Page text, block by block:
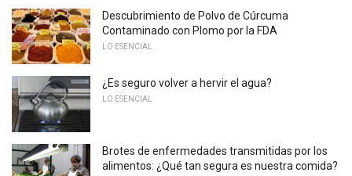
Descubrimiento de Polvo de Cúrcuma
Contaminado con Plomo por la FDA
LO ESENCIAL
¿Es seguro volver a hervir el agua?
LO ESENCIAL
Brotes de enfermedades transmitidas por los
alimentos: ¿Qué tan segura es nuestra comida?